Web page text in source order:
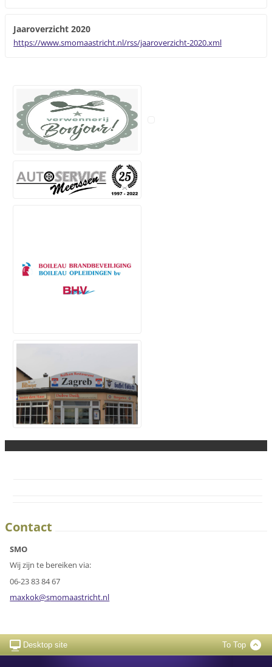
Jaaroverzicht 2020
https://www.smomaastricht.nl/rss/jaaroverzicht-2020.xml
Contact
SMO
Wij zijn te bereiken via:
06-23 83 84 67
maxkok@smomaastricht.nl
Desktop site To Top